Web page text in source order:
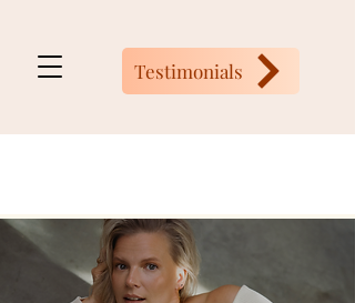
Testimonials